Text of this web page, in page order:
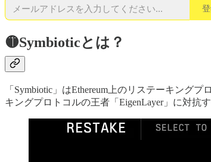
🟡Symbioticとは？
「Symbiotic」はEthereum上のリステーキング
キングプロトコルの王者「EigenLayer」に対抗